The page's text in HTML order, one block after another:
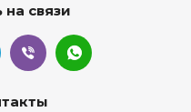
на связи